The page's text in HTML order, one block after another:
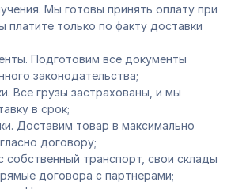
Мы готовы принять оплату при
платите только по факту доставки
Подготовим все документы
законодательства;
Все грузы застрахованы, и мы
в срок;
Доставим товар в максимально
договору;
собственный транспорт, свои склады
договора с партнерами;